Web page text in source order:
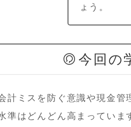
ょう。
今回の
計ミスを防ぐ意識や現金管
準はどんどん高まっていま